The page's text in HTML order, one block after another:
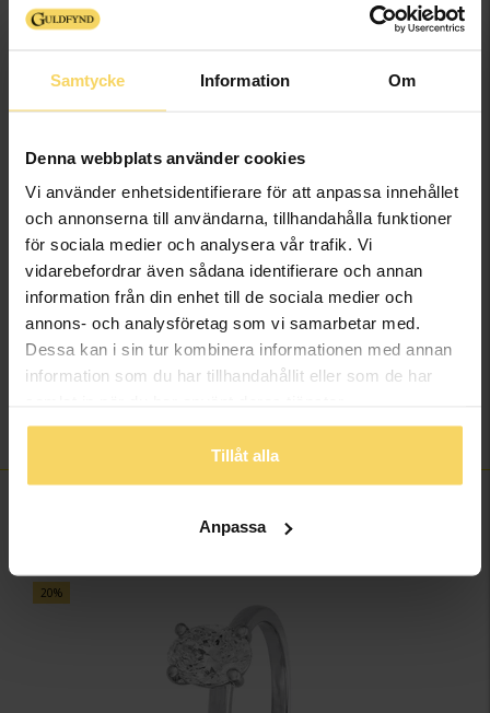
Samtycke Information Om
Denna webbplats använder cookies
Vi använder enhetsidentifierare för att anpassa innehållet
och annonserna till användarna, tillhandahålla funktioner
för sociala medier och analysera vår trafik. Vi
vidarebefordrar även sådana identifierare och annan
information från din enhet till de sociala medier och
annons- och analysföretag som vi samarbetar med.
Dessa kan i sin tur kombinera informationen med annan
information som du har tillhandahållit eller som de har
Tillåt alla
Anpassa
Info
Bredd ca (mm)
1,8-7,6
Höjd ca (mm)
Material
Guld
Ädelmetall
18K Gold
Sten/Pärla
Diamant
Antal diamanter
1
Diamantslipning
Briljant
Diamantfärg
Wesselton (H)
Diamantklarhet
SI
Vikt ca (gram)
3,20
Total carat
1,00
20%